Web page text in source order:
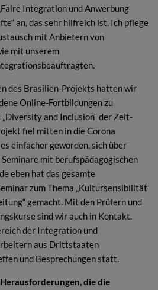
Integration und Anwerbung
an, das sehr hilfreich ist. Ich pflege
mit Anbietern von
mit unserem
des Brasilien-Projekts hatten wir
Online-Fortbildungen zu
and Inclusion“ der Zeit-
fiel mitten in die Corona
einfacher geworden, sich über
mit berufspädagogischen
eben hat das gesamte
zum Thema „Kultursensibilität
gemacht. Mit den Prüfern und
sind wir auch in Kontakt.
der Integration und
aus Drittstaaten
und Besprechungen statt.
die die